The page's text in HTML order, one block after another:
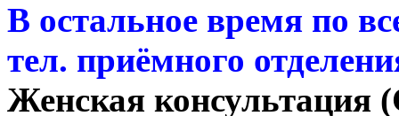
В остальное время по
тел. приёмного
Женская консультация